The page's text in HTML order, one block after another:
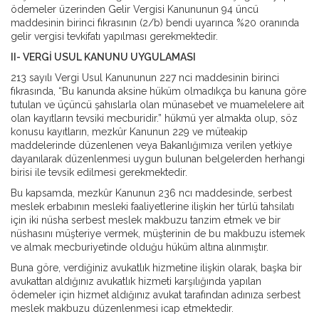
ödemeler üzerinden Gelir Vergisi Kanununun 94 üncü
maddesinin birinci fıkrasının (2/b) bendi uyarınca %20 oranında
gelir vergisi tevkifatı yapılması gerekmektedir.
II- VERGİ USUL KANUNU UYGULAMASI
213 sayılı Vergi Usul Kanununun 227 nci maddesinin birinci
fıkrasında, “Bu kanunda aksine hüküm olmadıkça bu kanuna göre
tutulan ve üçüncü şahıslarla olan münasebet ve muamelelere ait
olan kayıtların tevsiki mecburidir.” hükmü yer almakta olup, söz
konusu kayıtların, mezkûr Kanunun 229 ve müteakip
maddelerinde düzenlenen veya Bakanlığımıza verilen yetkiye
dayanılarak düzenlenmesi uygun bulunan belgelerden herhangi
birisi ile tevsik edilmesi gerekmektedir.
Bu kapsamda, mezkûr Kanunun 236 ncı maddesinde, serbest
meslek erbabının mesleki faaliyetlerine ilişkin her türlü tahsilatı
için iki nüsha serbest meslek makbuzu tanzim etmek ve bir
nüshasını müşteriye vermek, müşterinin de bu makbuzu istemek
ve almak mecburiyetinde olduğu hüküm altına alınmıştır.
Buna göre, verdiğiniz avukatlık hizmetine ilişkin olarak, başka bir
avukattan aldığınız avukatlık hizmeti karşılığında yapılan
ödemeler için hizmet aldığınız avukat tarafından adınıza serbest
meslek makbuzu düzenlenmesi icap etmektedir.